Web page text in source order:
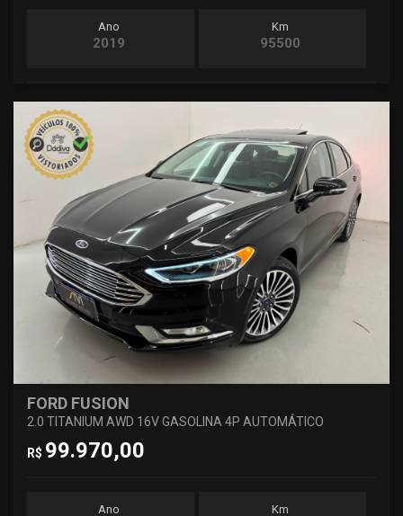
Ano
2019
Km
95500
FORD FUSION
2.0 TITANIUM AWD 16V GASOLINA 4P AUTOMÁTICO
R$ 99.970,00
Ano Km